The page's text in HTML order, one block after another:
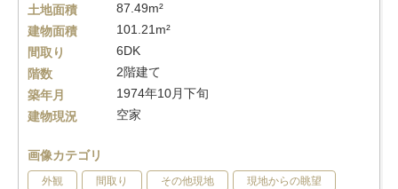
土地面積
87.49m²
建物面積
101.21m²
間取り
6DK
階数
2階建て
築年月
1974年10月下旬
建物現況
空家
画像カテゴリ
外観 間取り その他現地 現地からの眺望